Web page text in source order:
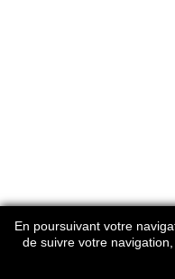
En poursuivant votre
de suivre votre